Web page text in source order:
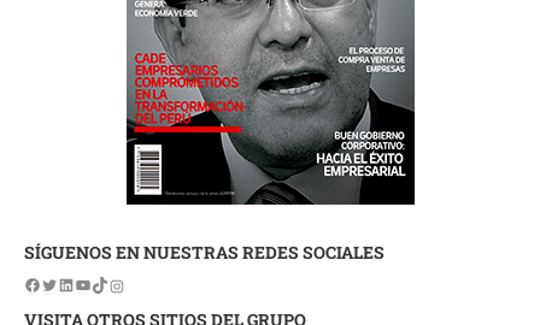
SÍGUENOS EN NUESTRAS REDES SOCIALES
VISITA OTROS SITIOS DEL GRUPO